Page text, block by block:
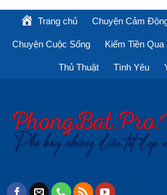
Trang chủ Chuyện Cảm
Chuyện Cuộc Sống Kiếm Tiền Qua
Thủ Thuật Tình Yêu